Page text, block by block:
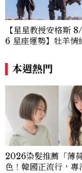
【星星教授安格斯
6 星座運勢】牡羊情
本週熱門
2026染髮推薦「薄
色！韓國正流行，專